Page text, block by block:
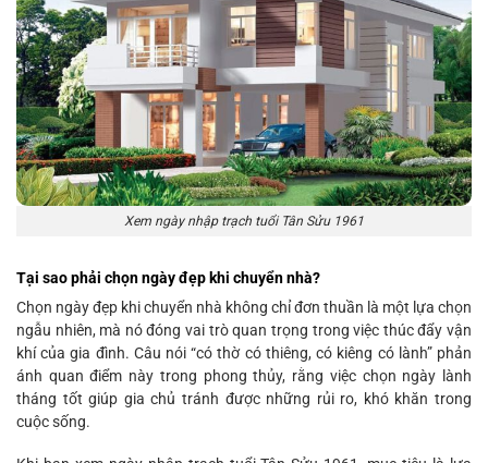
Xem ngày nhập trạch tuổi Tân Sửu 1961
Tại sao phải chọn ngày đẹp khi chuyển nhà?
Chọn ngày đẹp khi chuyển nhà không chỉ đơn thuần là một lựa chọn
ngẫu nhiên, mà nó đóng vai trò quan trọng trong việc thúc đẩy vận
khí của gia đình. Câu nói “có thờ có thiêng, có kiêng có lành” phản
ánh quan điểm này trong phong thủy, rằng việc chọn ngày lành
tháng tốt giúp gia chủ tránh được những rủi ro, khó khăn trong
cuộc sống.